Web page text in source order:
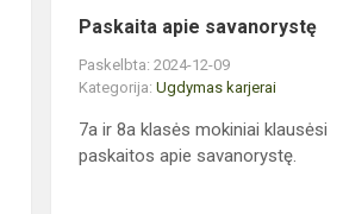
Paskaita apie savanorystę
Paskelbta: 2024-12-09
Kategorija:Ugdymas karjerai
7a ir 8a klasės mokiniai klausėsi
paskaitos apie savanorystę.